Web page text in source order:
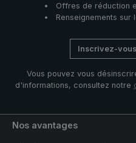
Offres de réduction
Renseignements sur
Inscrivez-
Vous pouvez vous
d'informations, consultez notre
Nos avantages